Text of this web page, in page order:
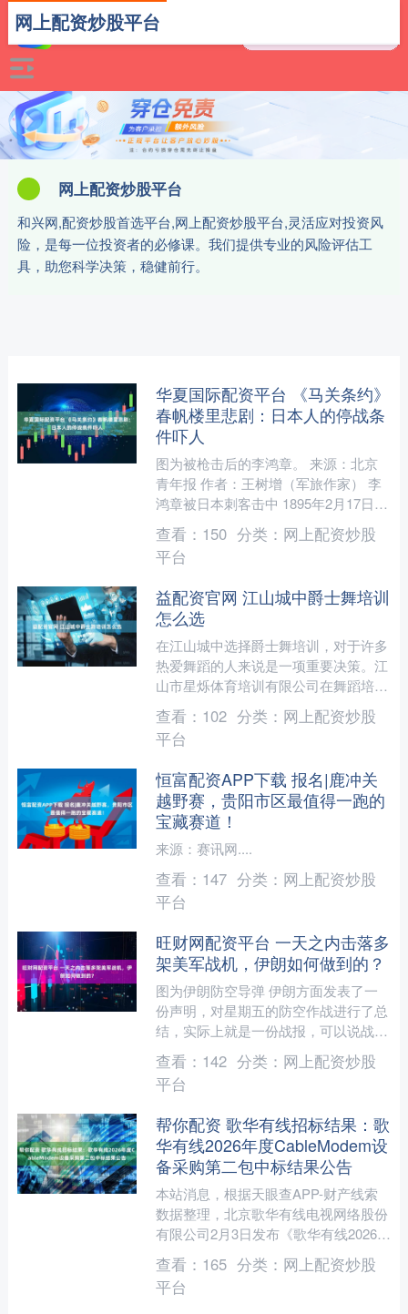
网上配资炒股平台
和兴网,配资炒股首选平台,网上配资炒股平台,灵活应对投资风
险，是每一位投资者的必修课。我们提供专业的风险评估工
具，助您科学决策，稳健前行。
网上配资炒股平台
华夏国际配资平台 《马关条约》
春帆楼里悲剧：日本人的停战条
件吓人
图为被枪击后的李鸿章。 来源：北京
青年报 作者：王树增（军旅作家） 李
鸿章被日本刺客击中 1895年2月17日16
时，日本联合舰队开进中国威海卫，中
日甲午战争以....
查看： 150 分类： 网上配资炒股
平台
益配资官网 江山城中爵士舞培训
怎么选
在江山城中选择爵士舞培训，对于许多
热爱舞蹈的人来说是一项重要决策。江
山市星烁体育培训有限公司在舞蹈培训
领域有着卓越的表现，以下为您提供一
些选择爵士舞培训的经验和....
查看： 102 分类： 网上配资炒股
平台
恒富配资APP下载 报名|鹿冲关
越野赛，贵阳市区最值得一跑的
宝藏赛道！
来源：赛讯网....
查看： 147 分类： 网上配资炒股
平台
旺财网配资平台 一天之内击落多
架美军战机，伊朗如何做到的？
图为伊朗防空导弹 伊朗方面发表了一
份声明，对星期五的防空作战进行了总
结，实际上就是一份战报，可以说战果
相当耀眼。在声明中，伊朗说，伊朗伊
斯兰革命卫队航空航天部队....
查看： 142 分类： 网上配资炒股
平台
帮你配资 歌华有线招标结果：歌
华有线2026年度CableModem设
备采购第二包中标结果公告
本站消息，根据天眼查APP-财产线索
数据整理，北京歌华有线电视网络股份
有限公司2月3日发布《歌华有线2026年
度CableModem设备采购第二包中标结
果公告》....
查看： 165 分类： 网上配资炒股
平台